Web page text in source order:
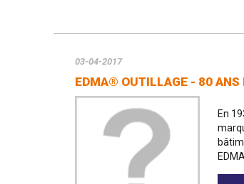
03-04-2017
EDMA® OUTILLAGE - 80 ANS
En